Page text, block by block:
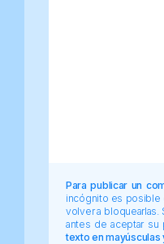
Para publicar un
incógnito es posible
volver a
antes de aceptar su
texto en mayúsculas